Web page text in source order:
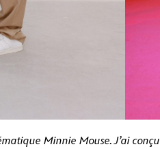
Minnie Mouse. J’ai